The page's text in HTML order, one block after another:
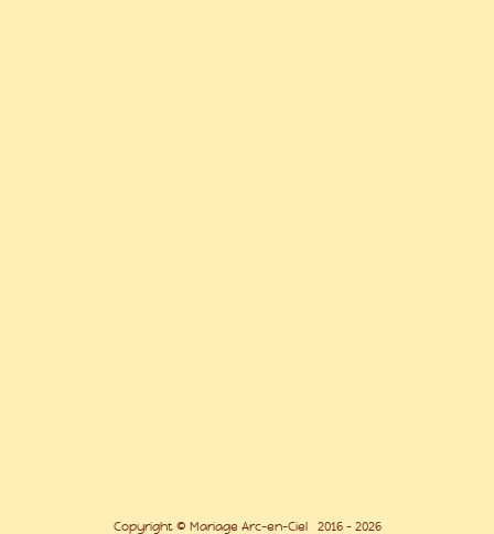
Copyright © Mariage Arc-en-Ciel 2016 - 2026